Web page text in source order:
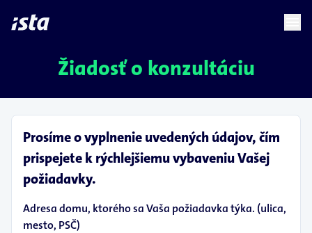
languagechevron_right
Žiadosť o konzultáciu
Prosíme o vyplnenie uvedených údajov, čím
prispejete k rýchlejšiemu vybaveniu Vašej
požiadavky.
Adresa domu, ktorého sa Vaša požiadavka týka. (ulica,
mesto, PSČ)